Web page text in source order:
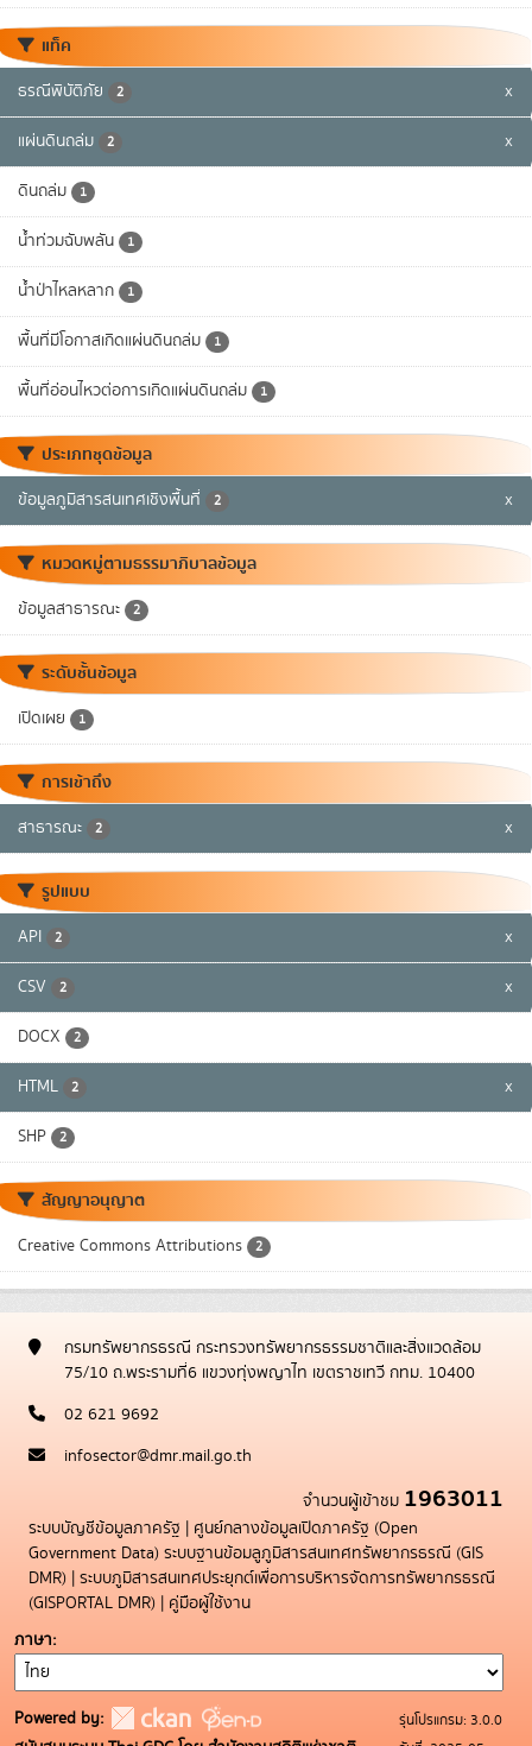
แท็ค
ธรณีพิบัติภัย 2 x
แผ่นดินถล่ม 2 x
ดินถล่ม 1
น้ำท่วมฉับพลัน 1
น้ำป่าไหลหลาก 1
พื้นที่มีโอกาสเกิดแผ่นดินถล่ม 1
พื้นที่อ่อนไหวต่อการเกิดแผ่นดินถล่ม 1
ประเภทชุดข้อมูล
ข้อมูลภูมิสารสนเทศเชิงพื้นที่ 2 x
หมวดหมู่ตามธรรมาภิบาลข้อมูล
ข้อมูลสาธารณะ 2
ระดับชั้นข้อมูล
เปิดเผย 1
การเข้าถึง
สาธารณะ 2 x
รูปแบบ
API 2 x
CSV 2 x
DOCX 2
HTML 2 x
SHP 2
สัญญาอนุญาต
Creative Commons Attributions 2
กรมทรัพยากรธรณี กระทรวงทรัพยากรธรรมชาติและสิ่งแวดล้อม
75/10 ถ.พระรามที่6 แขวงทุ่งพญาไท เขตราชเทวี กทม. 10400
02 621 9692
infosector@dmr.mail.go.th
จำนวนผู้เข้าชม 1963011
ระบบบัญชีข้อมูลภาครัฐ | ศูนย์กลางข้อมูลเปิดภาครัฐ (Open
Government Data) ระบบฐานข้อมลูภูมิสารสนเทศทรัพยากรธรณี (GIS
DMR) | ระบบภูมิสารสนเทศประยุกต์เพื่อการบริหารจัดการทรัพยากรธรณี
(GISPORTAL DMR) | คู่มือผู้ใช้งาน
ภาษา
Powered by:
รุ่นโปรแกรม: 3.0.0